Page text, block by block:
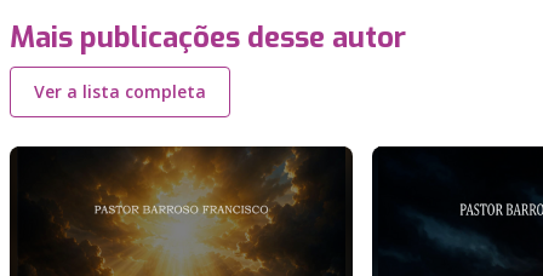
Mais publicações desse autor
Ver a lista completa